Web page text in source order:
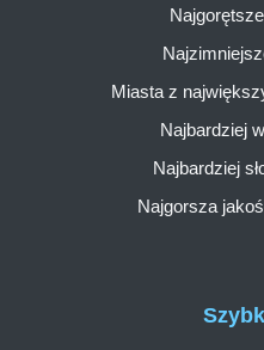
Miasta z
Najbardziej
Najbardziej
Najgorsza